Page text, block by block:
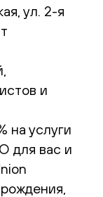
ул. 2-я
и
на услуги
для вас и